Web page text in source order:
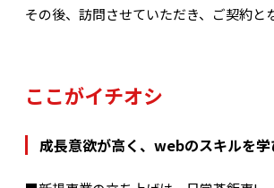
その後、訪問させていただき、ご契約と
ここがイチオシ
成長意欲が高く、webのスキルを学